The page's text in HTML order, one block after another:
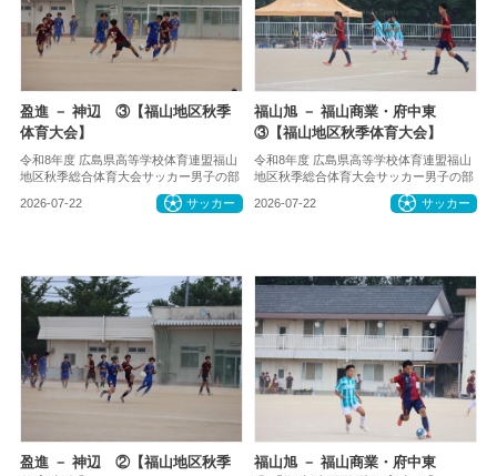
盈進 － 神辺 ③【福山地区秋季
体育大会】
令和8年度 広島県高等学校体育連盟福山
地区秋季総合体育大会サッカー男子の部
2026-07-22 サッカー
福山旭 － 福山商業・府中東
③【福山地区秋季体育大会】
令和8年度 広島県高等学校体育連盟福山
地区秋季総合体育大会サッカー男子の部
2026-07-22 サッカー
盈進 － 神辺 ②【福山地区秋季
福山旭 － 福山商業・府中東